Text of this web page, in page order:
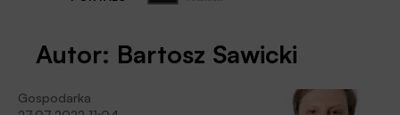
Autor: Bartosz Sawicki
Gospodarka